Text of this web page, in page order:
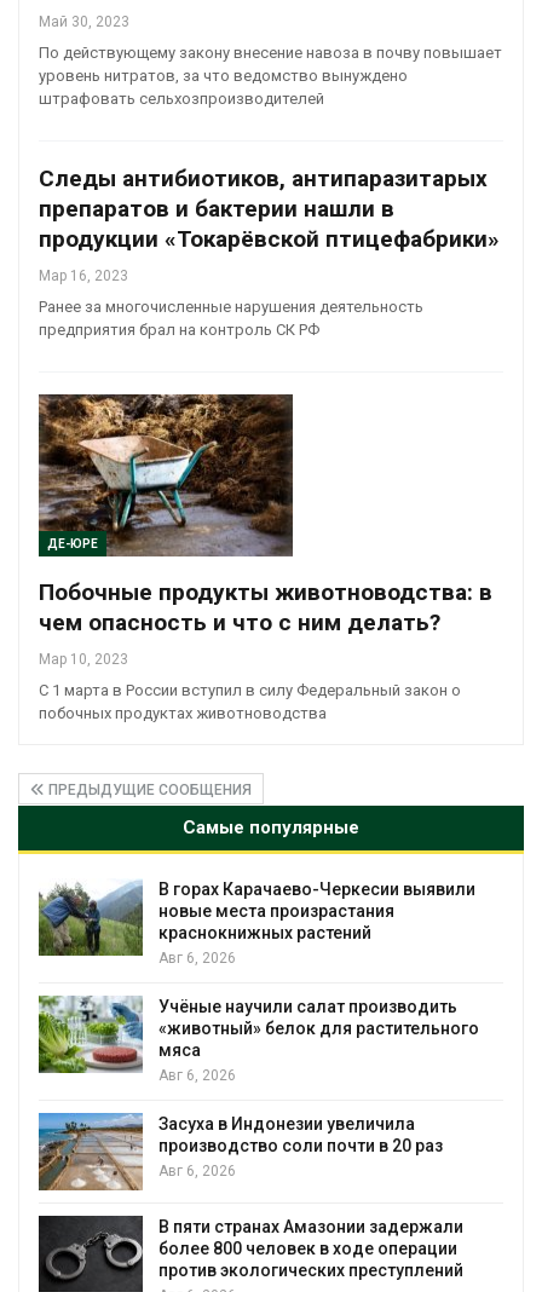
Май 30, 2023
По действующему закону внесение навоза в почву повышает
уровень нитратов, за что ведомство вынуждено
штрафовать сельхозпроизводителей
Следы антибиотиков, антипаразитарых
препаратов и бактерии нашли в
продукции «Токарёвской птицефабрики»
Мар 16, 2023
Ранее за многочисленные нарушения деятельность
предприятия брал на контроль СК РФ
ДЕ-ЮРЕ
Побочные продукты животноводства: в
чем опасность и что с ним делать?
Мар 10, 2023
С 1 марта в России вступил в силу Федеральный закон о
побочных продуктах животноводства
ПРЕДЫДУЩИЕ СООБЩЕНИЯ
Самые популярные
выявили
20 раз
В Домодедове ликвидируют
последствия разлива
пожара на складе
Изменение климата меняет
бабочек по всему миру
установки солнечных панелей
бизнеса
Москвариум отметит 11-летие
трёхдневным фестивалем
Авг 5, 2026